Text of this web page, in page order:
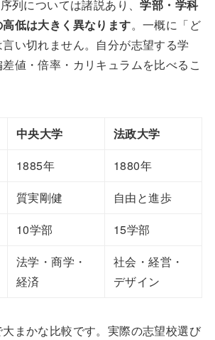
列については諸説あり、学部・学科
低は大きく異なります。一概に「ど
い切れません。自分が志望する学
値・倍率・カリキュラムを比べるこ
中央大学
法政大学
1885年
1880年
質実剛健
自由と進歩
10学部
15学部
法学・商学・
経済
社会・経営・
デザイン
まかな比較です。実際の志望校選び